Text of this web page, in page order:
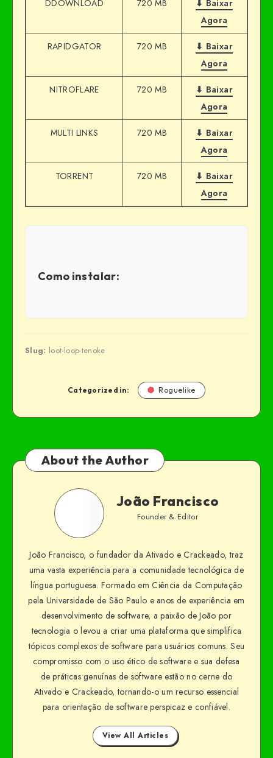
DDOWNLOAD 720 MB
⬇ Baixar
Agora
RAPIDGATOR 720 MB
⬇ Baixar
Agora
NITROFLARE 720 MB
⬇ Baixar
Agora
MULTI LINKS 720 MB
⬇ Baixar
Agora
TORRENT 720 MB
⬇ Baixar
Agora
Como instalar:
Slug: loot-loop-tenoke
Categorized in: Roguelike
About the Author
João Francisco
Founder & Editor
João Francisco, o fundador da Ativado e Crackeado, traz
uma vasta experiência para a comunidade tecnológica de
língua portuguesa. Formado em Ciência da Computação
pela Universidade de São Paulo e anos de experiência em
desenvolvimento de software, a paixão de João por
tecnologia o levou a criar uma plataforma que simplifica
tópicos complexos de software para usuários comuns. Seu
compromisso com o uso ético de software e sua defesa
de práticas genuínas de software estão no cerne do
Ativado e Crackeado, tornando-o um recurso essencial
para orientação de software perspicaz e confiável.
View All Articles